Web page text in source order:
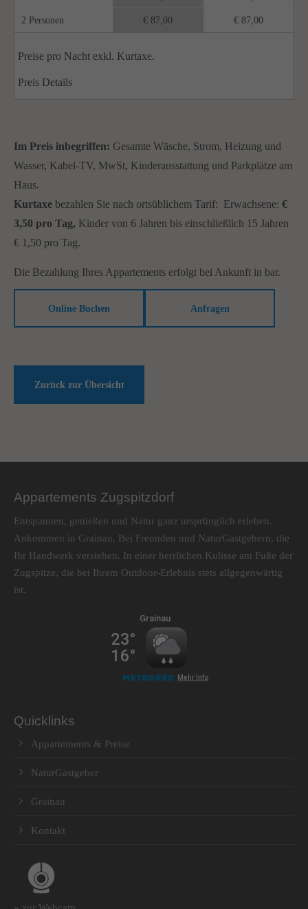
2 Personen € 87,00 € 87,00
Preise pro Nacht exkl. Kurtaxe.
Preis Details
Im Preis inbegriffen: Gesamte Wäsche, Strom, Heizung und
Wasser, Kabel-TV, MwSt, Kinderausstattung und Parkplätze am
Haus.
Kurtaxe bezahlen Sie nach ortsüblichem Tarif: Erwachsene: €
3,50 pro Tag, Kinder von 6 Jahren bis einschließlich 15 Jahren
€ 1,50 pro Tag.
Die Bezahlung Ihres Appartements erfolgt bei Ankunft in bar.
Online Buchen Anfragen
Zurück zur Übersicht
Appartements Zugspitzdorf
Entspannen, genießen und Natur ganz ursprünglich erleben.
Ankommen in Grainau. Bei Freunden und NaturGastgebern, die
Ihr Handwerk verstehen. In einer herrlichen Kulisse am Fuße der
Zugspitze, die bei Ihrem Outdoor-Erlebnis stets allgegenwärtig
ist.
Quicklinks
Appartements & Preise
NaturGastgeber
Grainau
Kontakt